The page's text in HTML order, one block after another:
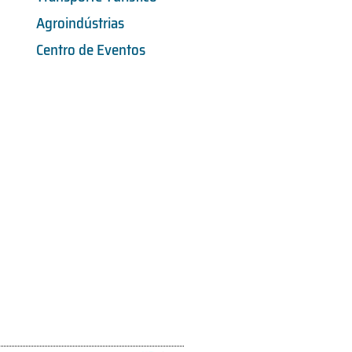
Agroindústrias
Centro de Eventos